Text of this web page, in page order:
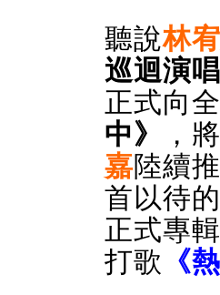
聽說林
巡迴演
正式向
中》
，將
嘉陸續
首以待
正式專輯
打歌 《